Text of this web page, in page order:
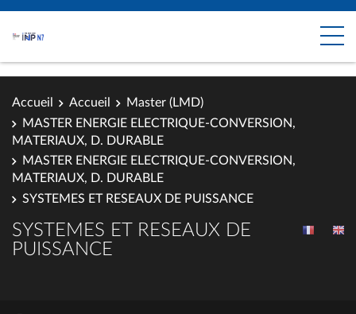
Accueil Accueil
Master (LMD)
MASTER ENERGIE ELECTRIQUE-CONVERSION,
MATERIAUX, D. DURABLE
MASTER ENERGIE ELECTRIQUE-CONVERSION,
MATERIAUX, D. DURABLE
SYSTEMES ET RESEAUX DE PUISSANCE
SYSTEMES ET RESEAUX DE
PUISSANCE